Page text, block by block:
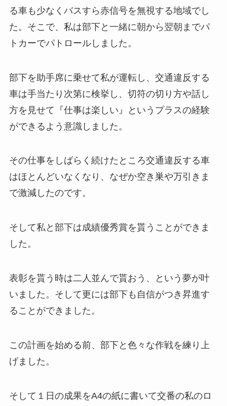
る車も少なくバスすら赤信号を無視する地域でし
た。そこで、私は部下と一緒に朝から翌朝までパ
トカーでパトロールしました。
部下を助手席に乗せて私が運転し、交通違反する
車は手当たり次第に検挙し、切符の切り方や話し
方を見せて『仕事は楽しい』というプラスの経験
ができるよう意識しました。
その仕事をしばらく続けたところ交通違反する車
はほとんどいなくなり、なぜか空き巣や万引きま
で激減したのです。
そして私と部下は成績優秀賞を貰うことができま
した。
表彰を貰う時は二人並んで貰おう、という夢が叶
いました。そして更には部下も自信がつき昇進す
ることができました。
この計画を始める前、部下と色々な作戦を練り上
げました。
そして１日の成果をA4の紙に書いて交番の私のロ